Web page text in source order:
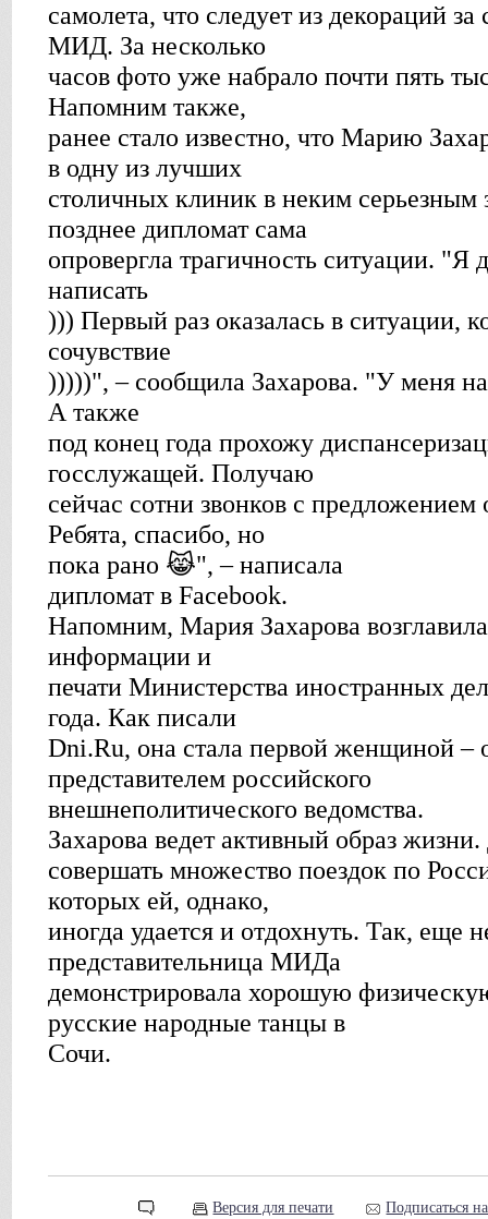
самолета, что следует из декораций
МИД. За несколько
часов фото уже набрало почти пять
Напомним также,
ранее стало известно, что Марию
в одну из лучших
столичных клиник в неким серьезным
позднее дипломат сама
опровергла трагичность ситуации. "Я
написать
))) Первый раз оказалась в ситуации,
сочувствие
)))))", – сообщила Захарова. "У меня
А также
под конец года прохожу
госслужащей. Получаю
сейчас сотни звонков с
Ребята, спасибо, но
пока рано 😹", – написала
дипломат в Facebook.
Напомним, Мария Захарова
информации и
печати Министерства иностранных
года. Как писали
Dni.Ru, она стала первой женщиной
представителем российского
внешнеполитического ведомства.
Захарова ведет активный образ
совершать множество поездок по
которых ей, однако,
иногда удается и отдохнуть. Так, еще
представительница МИДа
демонстрировала хорошую
русские народные танцы в
Сочи.
Версия для печати Подписаться